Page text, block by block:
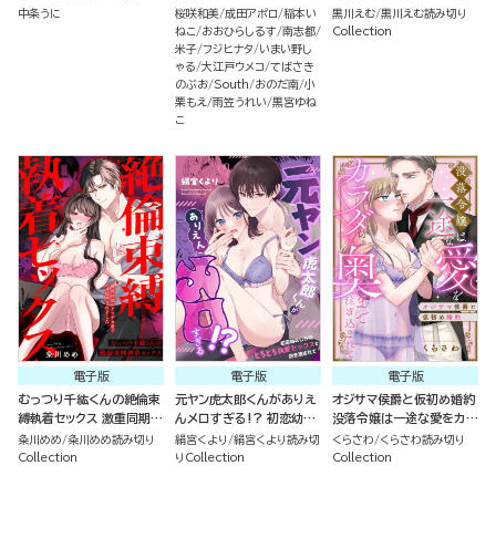
決まっていたようです （3）
中条うに 桜咲和美 成田アポロ 稲本い
ねこ
おおひらしるす 南志都
米子 フジヒナタ
いまい野し
ゃる 大江戸ウメコ てばさき
のぶお South おのだ南 小
栗もえ
雨笠うれい 黒宮ゆね
こ
りの再会でメロついたら抱
き潰されました～（単話版）
黒川えむ 黒川えむ読み切り
Collection
電子版
むっつり千紘くんの絶倫束
縛執着セックス 激重同期の
クソデカ愛でハメ堕とされ
ました（単話版）
粂川めめ 粂川めめ読み切り
Collection
電子版
元ヤン虎太郎くんがありえ
んメロすぎる!? 初恋幼な
じみのとろとろ執愛セック
スで抱き潰されて（単話版）
絹宮くより
絹宮くより読み切
りCollection
電子版
オジサマ侯爵と仮初め婚約
没落令嬢は一途な愛をカラ
ダの奥まで注ぎ込まれて
（単話版）
くらさわ
くらさわ読み切り
Collection